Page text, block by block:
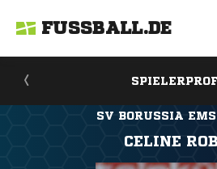
FUSSBALL.DE
SV BORUSSIA
CELINE